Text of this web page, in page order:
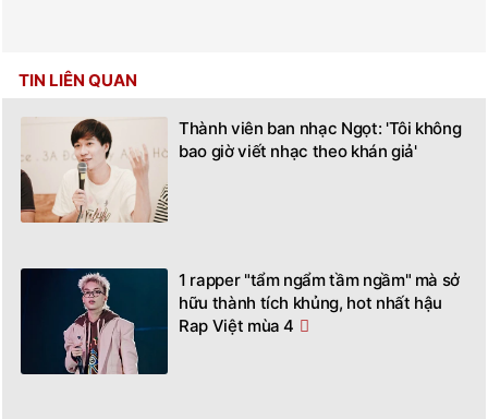
TIN LIÊN QUAN
Thành viên ban nhạc Ngọt: 'Tôi không
bao giờ viết nhạc theo khán giả'
1 rapper "tẩm ngẩm tầm ngầm" mà sở
hữu thành tích khủng, hot nhất hậu
Rap Việt mùa 4